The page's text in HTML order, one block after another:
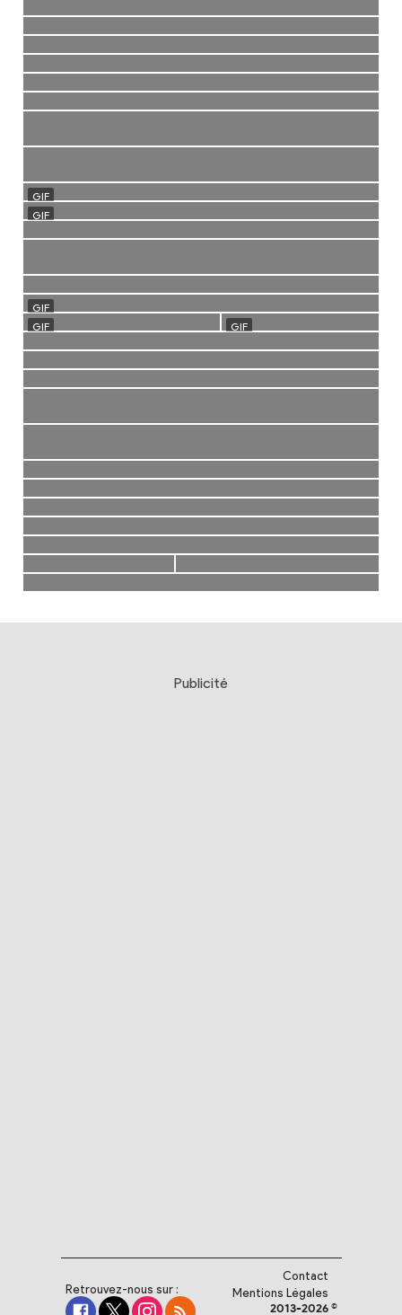
Publicité
Retrouvez-nous sur :
Contact
Mentions Légales
2013-2026 ©